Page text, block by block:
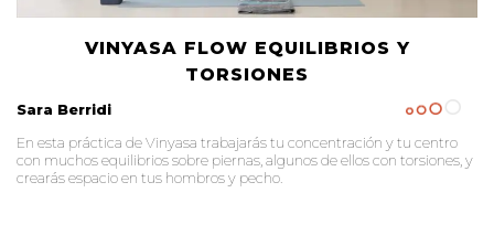
VINYASA FLOW EQUILIBRIOS Y
TORSIONES
Sara Berridi
En esta práctica de Vinyasa trabajarás tu concentración y tu centro
con muchos equilibrios sobre piernas, algunos de ellos con torsiones, y
crearás espacio en tus hombros y pecho.